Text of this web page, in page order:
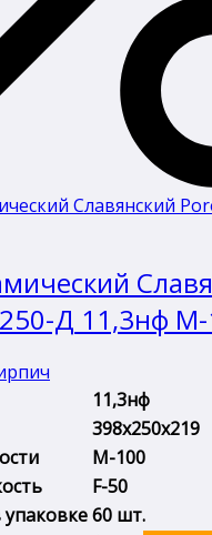
Д 11,3нф
11,3нф
398х250х219
М-100
F-50
упаковке60 шт.